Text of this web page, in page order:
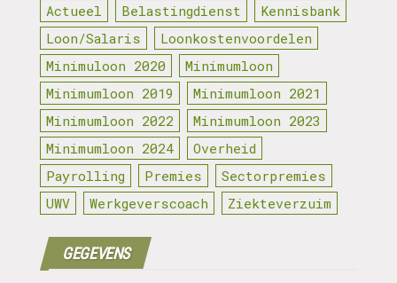
Actueel Belastingdienst
Kennisbank
Loon/Salaris
Loonkostenvoordelen
Minimuloon 2020
Minimumloon
Minimumloon 2019
Minimumloon 2021
Minimumloon 2022
Minimumloon 2023
Minimumloon 2024
Overheid
Payrolling
Premies
Sectorpremies
UWV
Werkgeverscoach Ziekteverzuim
GEGEVENS